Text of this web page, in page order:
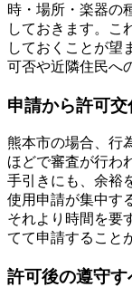
時・場所・楽器の
しておきます。こ
しておくことが望
可否や近隣住民へ
申請から許可
熊本市の場合、行
ほどで審査が行わ
手引きにも、余裕
使用申請が集中す
それより時間を要
てて申請すること
許可後の遵守